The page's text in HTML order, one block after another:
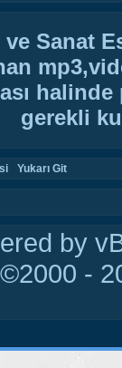
ve Sanat
gerekli
Yukarı Git
by
-